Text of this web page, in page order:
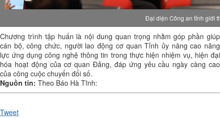
Đại diện Công an tỉnh giới
Chương trình tập huấn là nội dung quan trọng nhằm góp phần giúp
cán bộ, công chức, người lao động cơ quan Tỉnh ủy nâng cao năng
lực ứng dụng công nghệ thông tin trong thực hiện nhiệm vụ, hiện đại
hóa hoạt động của cơ quan Đảng, đáp ứng yêu cầu ngày càng cao
của công cuộc chuyển đổi số.
Nguồn tin: Theo Báo Hà Tĩnh:
Tweet